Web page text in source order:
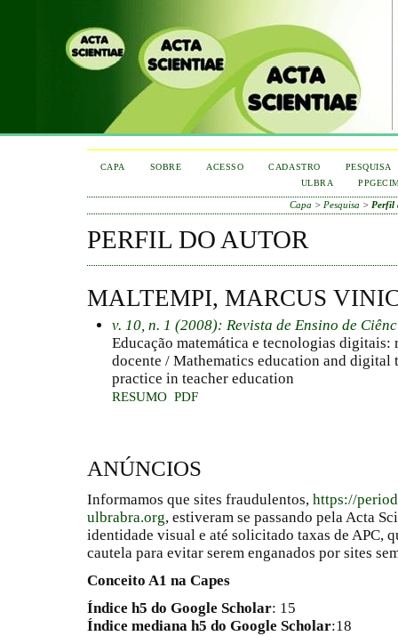
CAPA SOBRE ACESSO CADASTRO
PESQUISA
ULBRA
Capa > Pesquisa > Perfil
PERFIL DO AUTOR
MALTEMPI, MARCUS
v. 10, n. 1 (2008): Revista de Ensino de
Educação matemática e tecnologias
docente / Mathematics education and
practice in teacher education
RESUMO PDF
ANÚNCIOS
Informamos que sites fraudulentos, https://
ulbrabra.org, estiveram se passando pela Acta
identidade visual e até solicitado taxas de APC,
cautela para evitar serem enganados por sites
Conceito A1 na Capes
Índice h5 do Google Scholar: 15
Índice mediana h5 do Google Scholar:18